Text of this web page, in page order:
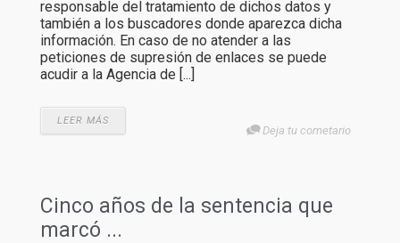
responsable del tratamiento de dichos datos y
también a los buscadores donde aparezca dicha
información. En caso de no atender a las
peticiones de supresión de enlaces se puede
acudir a la Agencia de [...]
LEER MÁS
Deja tu cometario
Cinco años de la sentencia que
marcó ...